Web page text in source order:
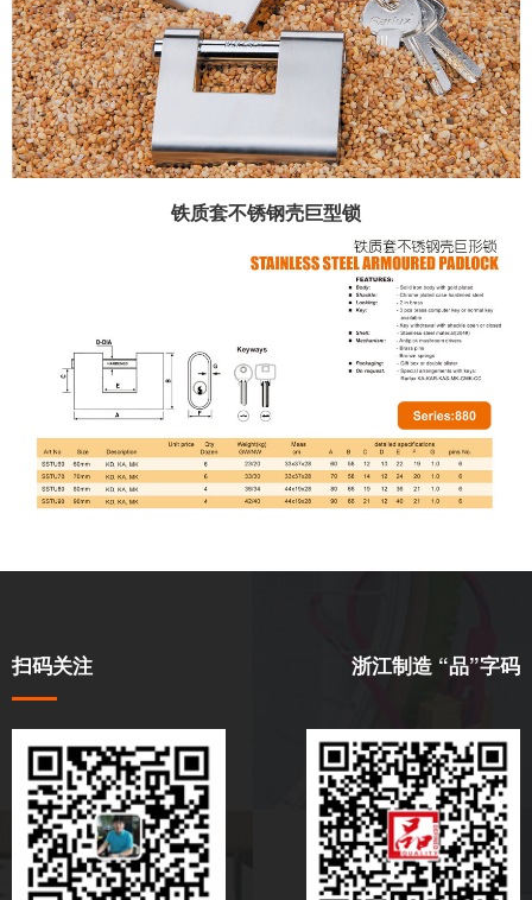
铁质套不锈钢壳巨型锁
扫码关注 浙江制造 “品”字码